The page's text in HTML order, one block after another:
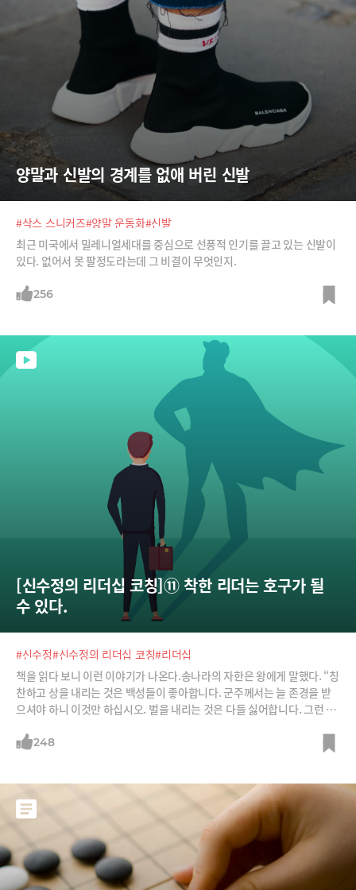
양말과 신발의 경계를 없애 버린 신발
#삭스 스니커즈#양말 운동화#신발
최근 미국에서 밀레니얼세대를 중심으로 선풍적 인기를 끌고 있는 신발이
있다. 없어서 못 팔정도라는데 그 비결이 무엇인지.
256
[신수정의 리더십 코칭]⑪ 착한 리더는 호구가 될
수 있다.
#신수정#신수정의 리더십 코칭#리더십
책을 읽다 보니 이런 이야기가 나온다.송나라의 자한은 왕에게 말했다. “칭
찬하고 상을 내리는 것은 백성들이 좋아합니다. 군주께서는 늘 존경을 받
으셔야 하니 이것만 하십시오. 벌을 내리는 것은 다들 싫어합니다. 그런 일
연히 자한의 악명은 높아졌다. 그런데 흥미롭게도 백성들과 신하들은 왕이
248